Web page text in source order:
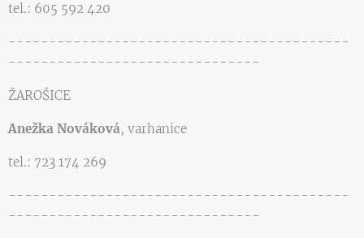
tel.: 605 592 420
------------------------------------------
-------------------------------
ŽAROŠICE
Anežka Nováková, varhanice
tel.: 723 174 269
------------------------------------------
-------------------------------